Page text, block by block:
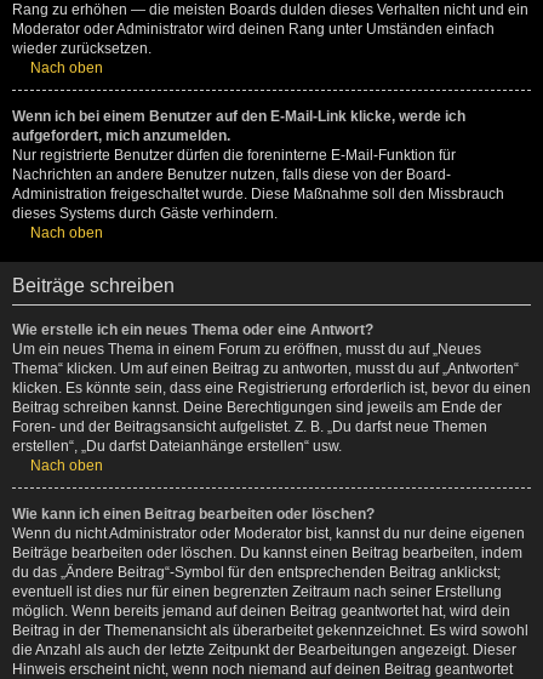
Rang zu erhöhen — die meisten Boards dulden dieses Verhalten nicht und ein
Moderator oder Administrator wird deinen Rang unter Umständen einfach
wieder zurücksetzen.
Nach oben
Wenn ich bei einem Benutzer auf den E-Mail-Link klicke, werde ich
aufgefordert, mich anzumelden.
Nur registrierte Benutzer dürfen die foreninterne E-Mail-Funktion für
Nachrichten an andere Benutzer nutzen, falls diese von der Board-
Administration freigeschaltet wurde. Diese Maßnahme soll den Missbrauch
dieses Systems durch Gäste verhindern.
Nach oben
Beiträge schreiben
Wie erstelle ich ein neues Thema oder eine Antwort?
Um ein neues Thema in einem Forum zu eröffnen, musst du auf „Neues
Thema“ klicken. Um auf einen Beitrag zu antworten, musst du auf „Antworten“
klicken. Es könnte sein, dass eine Registrierung erforderlich ist, bevor du einen
Beitrag schreiben kannst. Deine Berechtigungen sind jeweils am Ende der
Foren- und der Beitragsansicht aufgelistet. Z. B. „Du darfst neue Themen
erstellen“, „Du darfst Dateianhänge erstellen“ usw.
Nach oben
Wie kann ich einen Beitrag bearbeiten oder löschen?
Wenn du nicht Administrator oder Moderator bist, kannst du nur deine eigenen
Beiträge bearbeiten oder löschen. Du kannst einen Beitrag bearbeiten, indem
du das „Ändere Beitrag“-Symbol für den entsprechenden Beitrag anklickst;
eventuell ist dies nur für einen begrenzten Zeitraum nach seiner Erstellung
möglich. Wenn bereits jemand auf deinen Beitrag geantwortet hat, wird dein
Beitrag in der Themenansicht als überarbeitet gekennzeichnet. Es wird sowohl
die Anzahl als auch der letzte Zeitpunkt der Bearbeitungen angezeigt. Dieser
Hinweis erscheint nicht, wenn noch niemand auf deinen Beitrag geantwortet